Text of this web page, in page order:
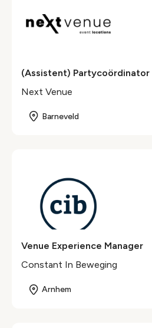
(Assistent) Partycoördinator
Next Venue
Barneveld
Venue Experience Manager
Constant In Beweging
Arnhem